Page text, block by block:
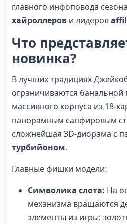
главного инфоповода
хайроллеров и лидеров
Что
новинка?
В лучших традициях
ограничиваются банальной
массивного корпуса из 18-
панорамным сапфировым
сложнейшая 3D-диорама с
турбийоном.
Главные фишки модели:
Символика слота: На
механизма вращаются
элементы из игры: